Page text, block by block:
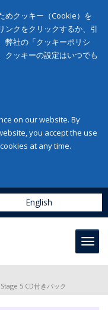
めクッキー（Cookie）を
ンクをクリックするか、引
弊社の「クッキーポリシ
クッキーの設定はいつでも
on our website. By
you accept the use
at any time.
English
5 CD付きパック